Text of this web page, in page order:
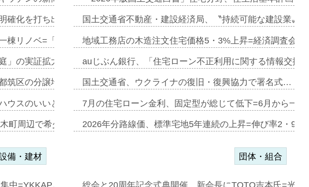
確化を打ち出す=年内にも城南エ…
棟リノベ=「職住遊」融合型の賃…
」の実証拡大へ=ガーデンカフェ…
筑区の分譲地開発で初協業=お互…
ウスのいいとこどりのコリビング…
町周辺で希少価値のある2階建…
国土交通省不動産・建設経済局、〝持続可能な建設業〟
地域工務店の木造注文住宅価格5・3%上昇=経済調査会
auじぶん銀行、「住宅ローン不正利用に関する情報交換
国土交通省、ウクライナの復旧・復興協力で署名式…
7月の住宅ローン金利、固定型が総じて低下=6月から一
2026年分路線価、標準宅地5年連続の上昇=伸び率2・
備・建材
中=YKKAP…
団体・組合
総会と20周年記念式典開催、新会長にTOTO吉本氏=光